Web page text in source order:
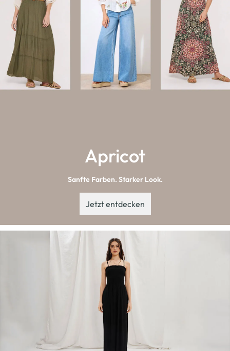
Apricot
Sanfte Farben. Starker Look.
Jetzt entdecken